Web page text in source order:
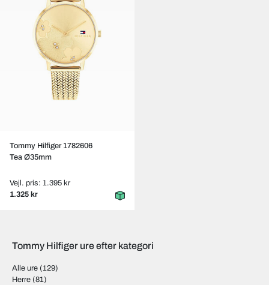
Tommy Hilfiger 1782606
Tea Ø35mm
Vejl. pris: 1.395 kr
1.325 kr
Tommy Hilfiger ure efter kategori
Alle ure (129)
Herre (81)